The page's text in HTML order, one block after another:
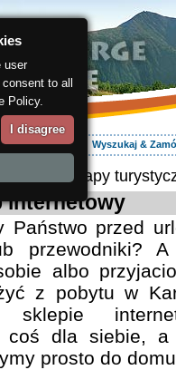
Zakwaterowanie Wyszukaj &
> Mapy
internetowy
Państwo przed
przewodniki?
albo
z pobytu w
sklepie
coś dla siebie, a
prosto do
user
to all
Policy.
I disagree